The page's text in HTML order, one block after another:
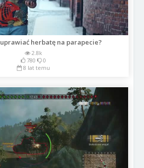
uprawiać herbatę na parapecie?
2.8k
780
0
8 lat temu